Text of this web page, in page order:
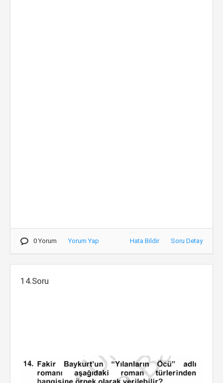
0 Yorum Yorum Yap Hata Bildir Soru Detay
14.Soru